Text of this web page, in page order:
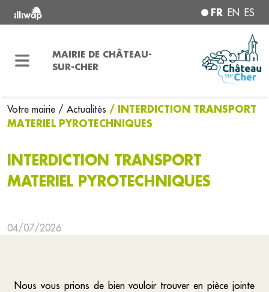
FR EN ES
MAIRIE DE CHÂTEAU-
SUR-CHER
Votre mairie / Actualités / INTERDICTION TRANSPORT
MATERIEL PYROTECHNIQUES
INTERDICTION TRANSPORT
MATERIEL PYROTECHNIQUES
04/07/2026
Nous vous prions de bien vouloir trouver en pièce jointe